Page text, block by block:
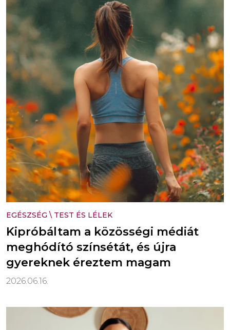
EGÉSZSÉG \ TEST ÉS LÉLEK
Kipróbáltam a közösségi médiát
meghódító színsétát, és újra
gyereknek éreztem magam
2026.06.16.